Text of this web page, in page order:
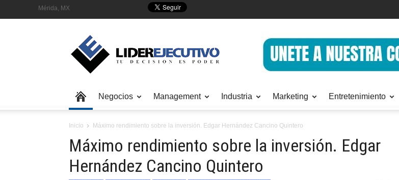
Mérida, MX
Negocios Management Industria Marketing Entretenimiento
Inicio Máximo rendimiento sobre la inversión. Edgar Hernández Cancino Quintero
Máximo rendimiento sobre la inversión. Edgar
Hernández Cancino Quintero